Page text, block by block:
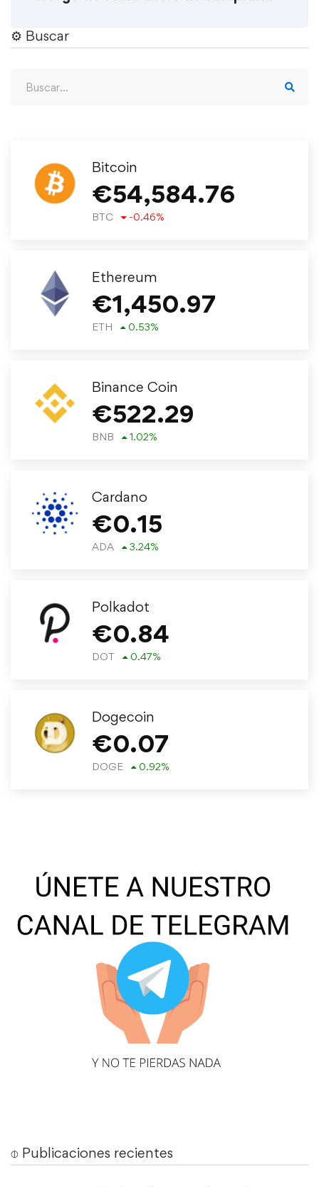
⚙︎ Buscar
Bitcoin
€54,584.76
BTC -0.46%
Ethereum
€1,450.97
ETH 0.53%
Binance Coin
€522.29
BNB 1.02%
Cardano
€0.15
ADA 3.24%
Polkadot
€0.84
DOT 0.47%
Dogecoin
€0.07
DOGE 0.92%
⌽ Publicaciones recientes